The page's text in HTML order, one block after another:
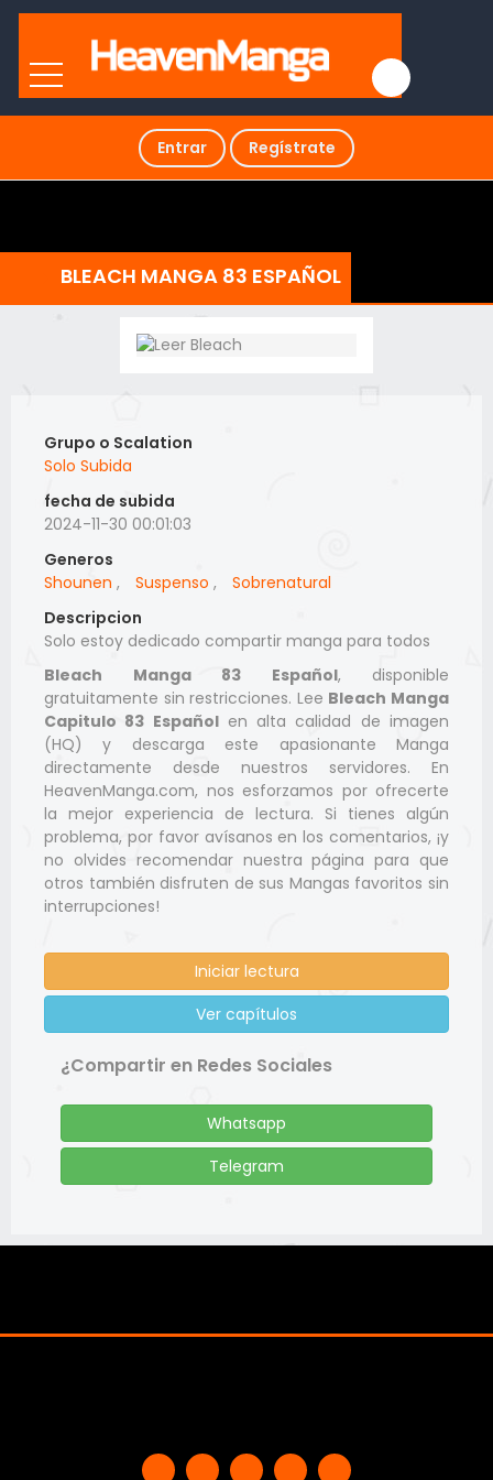
Entrar Regístrate
BLEACH MANGA 83 ESPAÑOL
Grupo o Scalation
Solo Subida
fecha de subida
2024-11-30 00:01:03
Generos
Shounen , Suspenso ,
Sobrenatural
Descripcion
Solo estoy dedicado compartir manga para todos
Bleach Manga 83 Español, disponible
gratuitamente sin restricciones. Lee Bleach Manga
Capitulo 83 Españolen alta calidad de imagen
(HQ) y descarga este apasionante Manga
directamente desde nuestros servidores. En
HeavenManga.com, nos esforzamos por ofrecerte
la mejor experiencia de lectura. Si tienes algún
problema, por favor avísanos en los comentarios, ¡y
no olvides recomendar nuestra página para que
otros también disfruten de sus Mangas favoritos sin
interrupciones!
Iniciar lectura
Ver capítulos
¿Compartir en Redes Sociales
Whatsapp
Telegram